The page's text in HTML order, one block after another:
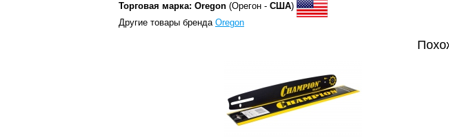
Торговая марка: Oregon (Орегон - США)
Другие товары бренда Oregon